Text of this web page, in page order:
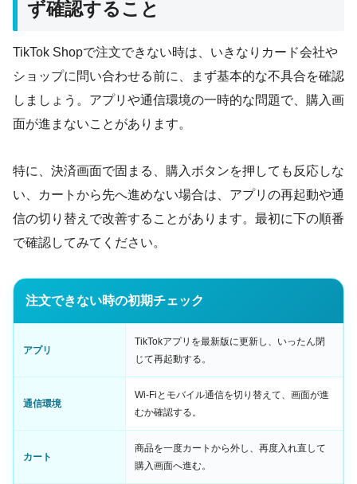
ず確認すること
TikTok Shopで注文できない時は、いきなりカード会社や
ショップに問い合わせる前に、まず基本的な不具合を確認
しましょう。アプリや通信環境の一時的な問題で、購入画
面が進まないことがあります。
特に、決済画面で固まる、購入ボタンを押しても反応しな
い、カートから先へ進めない場合は、アプリの再起動や通
信の切り替えで改善することがあります。最初に下の順番
で確認してみてください。
注文できない時の初期チェック
アプリ
TikTokアプリを最新版に更新し、いったん閉
じて再起動する。
通信環境
Wi-Fiとモバイル通信を切り替えて、画面が進
むか確認する。
カート
商品を一度カートから外し、再度入れ直して
購入画面へ進む。